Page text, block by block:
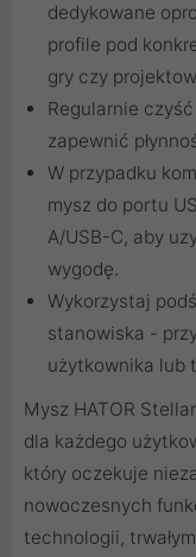
dedykowane
profile pod
gry czy
Regularnie
zapewnić
W przypadku
mysz do portu
A/USB-C, aby
wygodę.
Wykorzystaj
stanowiska -
użytkownika lub
Mysz HATOR
dla każdego
który oczekuje
nowoczesnych
technologii,